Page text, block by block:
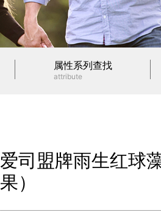
属性系列查找
attribute
爱司盟牌雨生红球
果）